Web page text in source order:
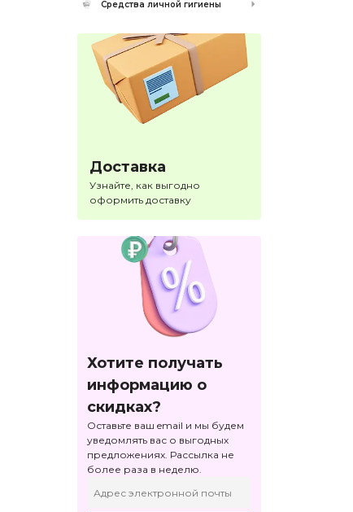
Средства личной гигиены
Доставка
Узнайте, как выгодно
оформить доставку
Хотите получать
информацию о
скидках?
Оставьте ваш email и мы будем
уведомлять вас о выгодных
предложениях. Рассылка не
более раза в неделю.